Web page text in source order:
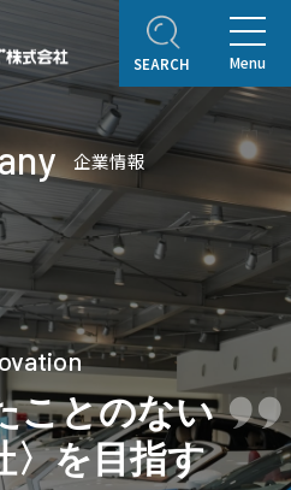
SEARCH
企業情報
ことのない
〉を目指す
Menu
概要Adel Press アクセス
ランド
ービス
コンテンツ
ト
クションギャラリー